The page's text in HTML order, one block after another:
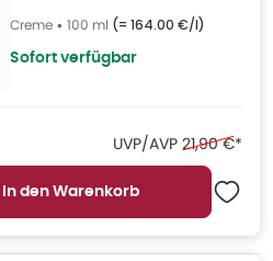
Creme • 100 ml (= 164.00 €/l)
Sofort verfügbar
UVP/AVP Ehemaliger
21,90 €*
In den Warenkorb